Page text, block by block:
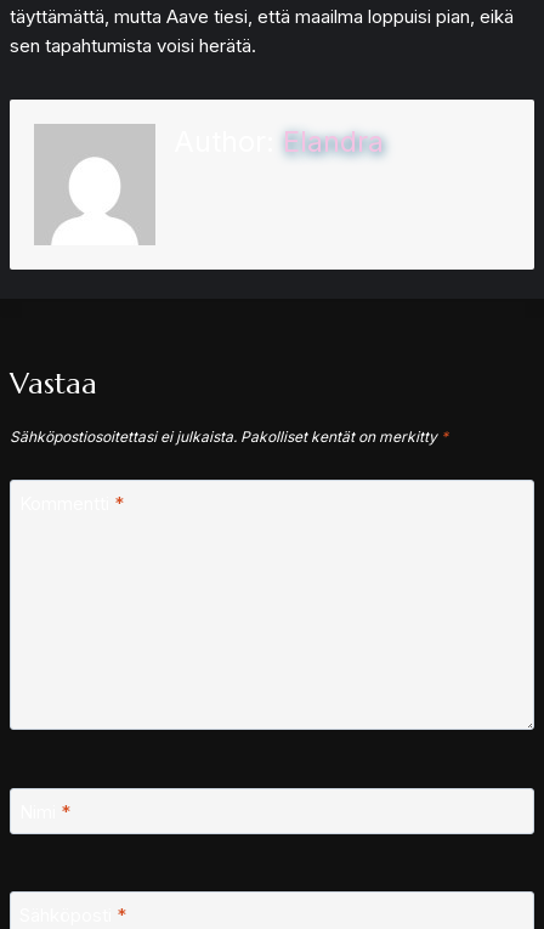
täyttämättä, mutta Aave tiesi, että maailma loppuisi pian, eikä
sen tapahtumista voisi herätä.
Elandra
Vastaa
Sähköpostiosoitettasi ei julkaista. Pakolliset kentät on merkitty *
*
*
*